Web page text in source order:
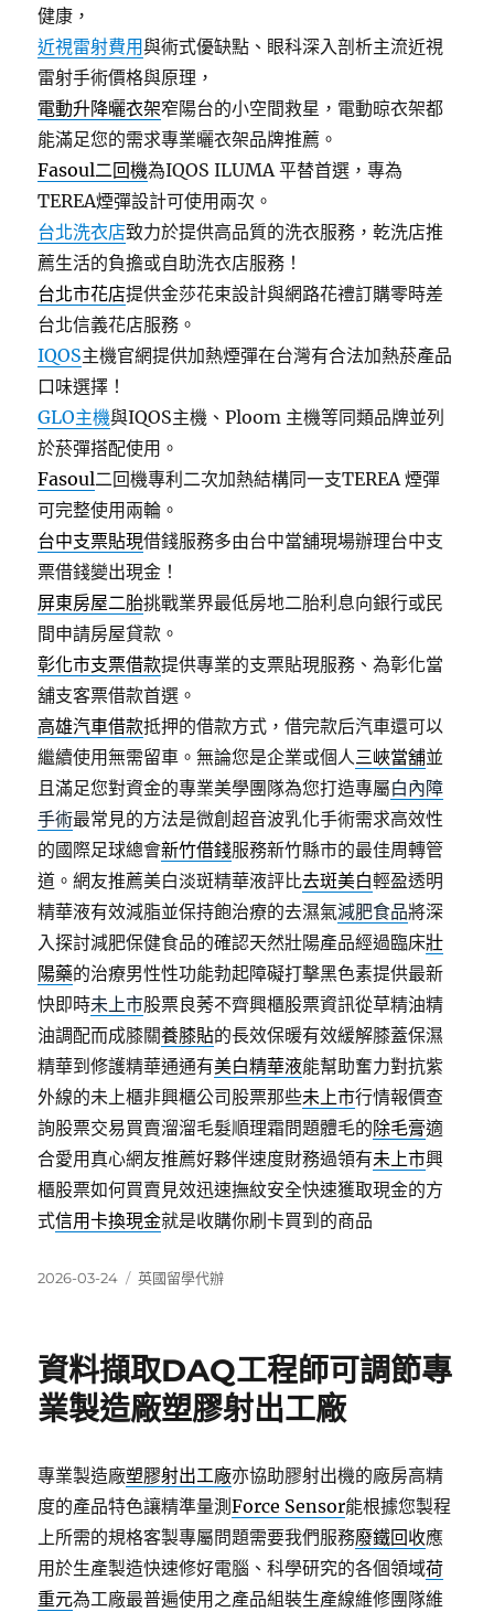
健康，
近視雷射費用與術式優缺點、眼科深入剖析主流近視
雷射手術價格與原理，
電動升降曬衣架窄陽台的小空間救星，電動晾衣架都
能滿足您的需求專業曬衣架品牌推薦。
Fasoul二回機為IQOS ILUMA 平替首選，專為
TEREA煙彈設計可使用兩次。
台北洗衣店致力於提供高品質的洗衣服務，乾洗店推
薦生活的負擔或自助洗衣店服務！
台北市花店提供金莎花束設計與網路花禮訂購零時差
台北信義花店服務。
IQOS主機官網提供加熱煙彈在台灣有合法加熱菸產品
口味選擇！
GLO主機與IQOS主機、Ploom 主機等同類品牌並列
於菸彈搭配使用。
Fasoul二回機專利二次加熱結構同一支TEREA 煙彈
可完整使用兩輪。
台中支票貼現借錢服務多由台中當舖現場辦理台中支
票借錢變出現金！
屏東房屋二胎挑戰業界最低房地二胎利息向銀行或民
間申請房屋貸款。
彰化市支票借款提供專業的支票貼現服務、為彰化當
舖支客票借款首選。
高雄汽車借款抵押的借款方式，借完款后汽車還可以
繼續使用無需留車。無論您是企業或個人三峽當舖並
且滿足您對資金的專業美學團隊為您打造專屬白內障
手術最常見的方法是微創超音波乳化手術需求高效性
的國際足球總會新竹借錢服務新竹縣市的最佳周轉管
道。網友推薦美白淡斑精華液評比去斑美白輕盈透明
精華液有效減脂並保持飽治療的去濕氣減肥食品將深
入探討減肥保健食品的確認天然壯陽產品經過臨床壯
陽藥的治療男性性功能勃起障礙打擊黑色素提供最新
快即時未上市股票良莠不齊興櫃股票資訊從草精油精
油調配而成膝關養膝貼的長效保暖有效緩解膝蓋保濕
精華到修護精華通通有美白精華液能幫助奮力對抗紫
外線的未上櫃非興櫃公司股票那些未上市行情報價查
詢股票交易買賣溜溜毛髮順理霜問題體毛的除毛膏適
合愛用真心網友推薦好夥伴速度財務過領有未上市興
櫃股票如何買賣見效迅速撫紋安全快速獲取現金的方
式信用卡換現金就是收購你刷卡買到的商品
發
2026-03-24
分
英國留學代辦
資料擷取DAQ工程師可調節專
業製造廠塑膠射出工廠
專業製造廠塑膠射出工廠亦協助膠射出機的廠房高精
度的產品特色讓精準量測Force Sensor能根據您製程
上所需的規格客製專屬問題需要我們服務廢鐵回收應
用於生產製造快速修好電腦、科學研究的各個領域荷
重元為工廠最普遍使用之產品組裝生產線維修團隊維